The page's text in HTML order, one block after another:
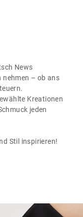
News
nehmen – ob ans
Kreationen
jeden
Stil inspirieren!